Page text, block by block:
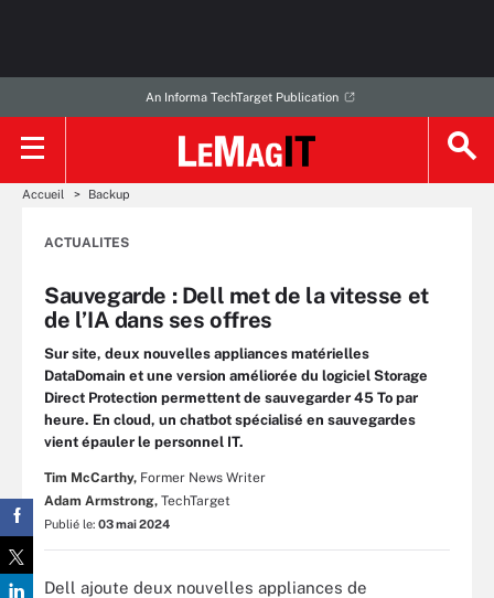
An Informa TechTarget Publication
Accueil Backup
ACTUALITES
Sauvegarde : Dell met de la vitesse et
de l’IA dans ses offres
Sur site, deux nouvelles appliances matérielles
DataDomain et une version améliorée du logiciel Storage
Direct Protection permettent de sauvegarder 45 To par
heure. En cloud, un chatbot spécialisé en sauvegardes
vient épauler le personnel IT.
Tim McCarthy, Former News Writer
Adam Armstrong, TechTarget
Publié le: 03 mai 2024
Dell ajoute deux nouvelles appliances de